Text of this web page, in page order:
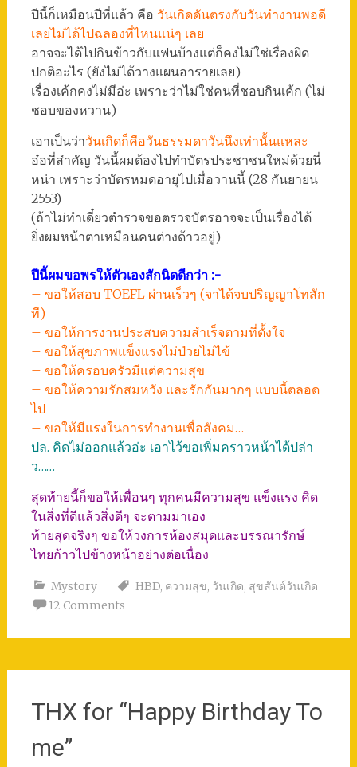
ปีนี้ก็เหมือนปีที่แล้ว คือ วันเกิดดันตรงกับวันทำงานพอดี
เลยไม่ได้ไปฉลองที่ไหนแน่ๆ เลย
อาจจะได้ไปกินข้าวกับแฟนบ้างแต่ก็คงไม่ใช่เรื่องผิด
ปกติอะไร (ยังไม่ได้วางแผนอารายเลย)
เรื่องเค้กคงไม่มีอ่ะ เพราะว่าไม่ใช่คนที่ชอบกินเค้ก (ไม่
ชอบของหวาน)
เอาเป็นว่าวันเกิดก็คือวันธรรมดาวันนึงเท่านั้นแหละ
อ๋อที่สำคัญ วันนี้ผมต้องไปทำบัตรประชาชนใหม่ด้วยนี่
หน่า เพราะว่าบัตรหมดอายุไปเมื่อวานนี้ (28 กันยายน
2553)
(ถ้าไม่ทำเดี๋ยวตำรวจขอตรวจบัตรอาจจะเป็นเรื่องได้
ยิ่งผมหน้าตาเหมือนคนต่างด้าวอยู่)
ปีนี้ผมขอพรให้ตัวเองสักนิดดีกว่า :-
– ขอให้สอบ TOEFL ผ่านเร็วๆ (จาได้จบปริญญาโทสัก
ที)
– ขอให้การงานประสบความสำเร็จตามที่ตั้งใจ
– ขอให้สุขภาพแข็งแรงไม่ป่วยไม่ไข้
– ขอให้ครอบครัวมีแต่ความสุข
– ขอให้ความรักสมหวัง และรักกันมากๆ แบบนี้ตลอด
ไป
– ขอให้มีแรงในการทำงานเพื่อสังคม…
ปล. คิดไม่ออกแล้วอ่ะ เอาไว้ขอเพิ่มคราวหน้าได้ปล่า
ว……
สุดท้ายนี้ก็ขอให้เพื่อนๆ ทุกคนมีความสุข แข็งแรง คิด
ในสิ่งที่ดีแล้วสิ่งดีๆ จะตามมาเอง
ท้ายสุดจริงๆ ขอให้วงการห้องสมุดและบรรณารักษ์
ไทยก้าวไปข้างหน้าอย่างต่อเนื่อง
Mystory HBD, ความสุข, วันเกิด, สุขสันต์วันเกิด
12 Comments
THX for “Happy Birthday To
me”